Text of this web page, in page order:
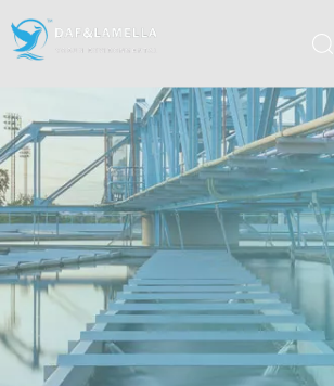
Estudios de caso